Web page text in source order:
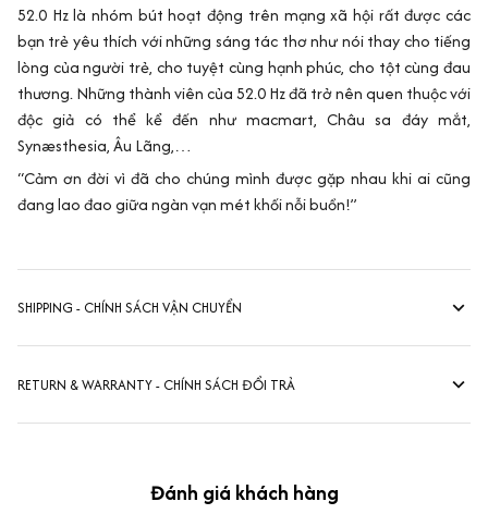
52.0 Hz là nhóm bút hoạt động trên mạng xã hội rất được các
bạn trẻ yêu thích với những sáng tác thơ như nói thay cho tiếng
lòng của người trẻ, cho tuyệt cùng hạnh phúc, cho tột cùng đau
thương. Những thành viên của 52.0 Hz đã trở nên quen thuộc với
độc giả có thể kể đến như macmart, Châu sa đáy mắt,
Synæsthesia, Âu Lãng,…
“Cảm ơn đời vì đã cho chúng mình được gặp nhau khi ai cũng
đang lao đao giữa ngàn vạn mét khối nỗi buồn!”
SHIPPING - CHÍNH SÁCH VẬN CHUYỂN
RETURN & WARRANTY - CHÍNH SÁCH ĐỔI TRẢ
Đánh giá khách hàng